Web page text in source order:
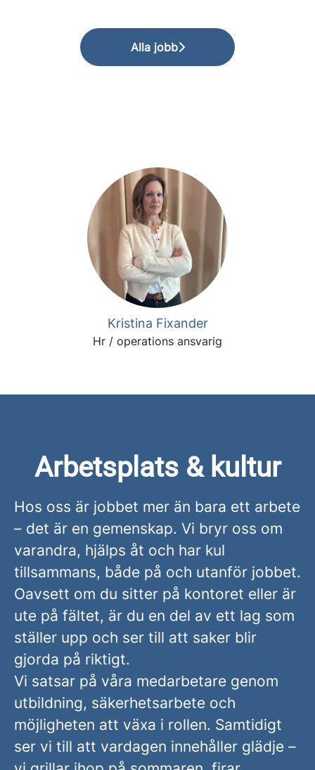
Alla jobb
Kristina Fixander
Hr / operations ansvarig
Arbetsplats & kultur
Hos oss är jobbet mer än bara ett arbete
– det är en gemenskap. Vi bryr oss om
varandra, hjälps åt och har kul
tillsammans, både på och utanför jobbet.
Oavsett om du sitter på kontoret eller är
ute på fältet, är du en del av ett lag som
ställer upp och ser till att saker blir
gjorda på riktigt.
Vi satsar på våra medarbetare genom
utbildning, säkerhetsarbete och
möjligheten att växa i rollen. Samtidigt
ser vi till att vardagen innehåller glädje –